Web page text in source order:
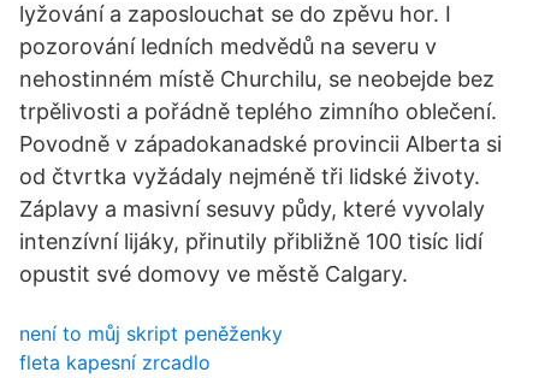
lyžování a zaposlouchat se do zpěvu hor. I
pozorování ledních medvědů na severu v
nehostinném místě Churchilu, se neobejde bez
trpělivosti a pořádně teplého zimního oblečení.
Povodně v západokanadské provincii Alberta si
od čtvrtka vyžádaly nejméně tři lidské životy.
Záplavy a masivní sesuvy půdy, které vyvolaly
intenzívní lijáky, přinutily přibližně 100 tisíc lidí
opustit své domovy ve městě Calgary.
není to můj skript peněženky
fleta kapesní zrcadlo